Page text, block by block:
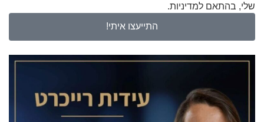
שלי, בהתאם למדיניות.
התייעצו איתי!